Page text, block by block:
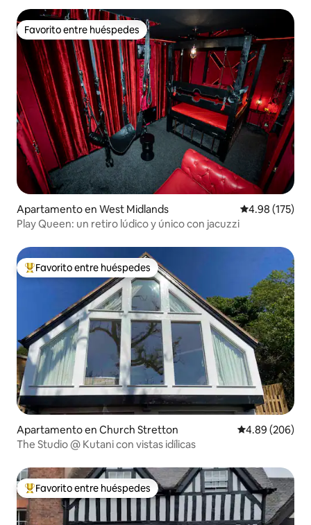
Favorito entre huéspedes
Favorito entre huéspedes
Apartamento en West Midlands Calificación
4.98 (175)
Play Queen: un retiro lúdico y único con jacuzzi
Favorito entre huéspedes preferido
Favorito entre huéspedes
Apartamento en Church Stretton Calificación
4.89 (206)
The Studio @ Kutani con vistas idílicas
Favorito entre huéspedes preferido
Favorito entre huéspedes